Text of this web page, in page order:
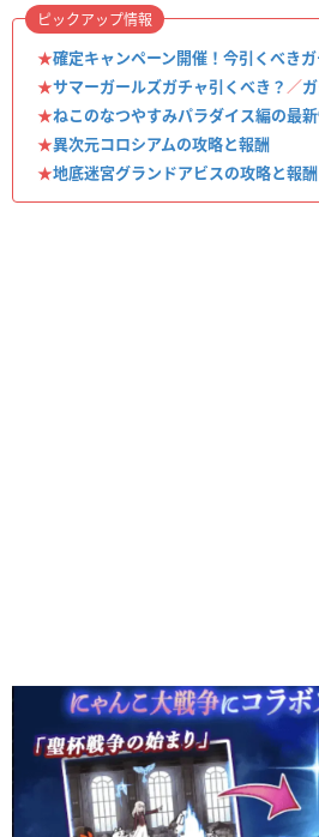
★確定キャンペーン開催！今引くべき
★サマーガールズガチャ引くべき？ ／
★ねこのなつやすみパラダイス編の最
★異次元コロシアムの攻略と報酬
★地底迷宮グランドアビスの攻略と報酬
ピックアップ情報